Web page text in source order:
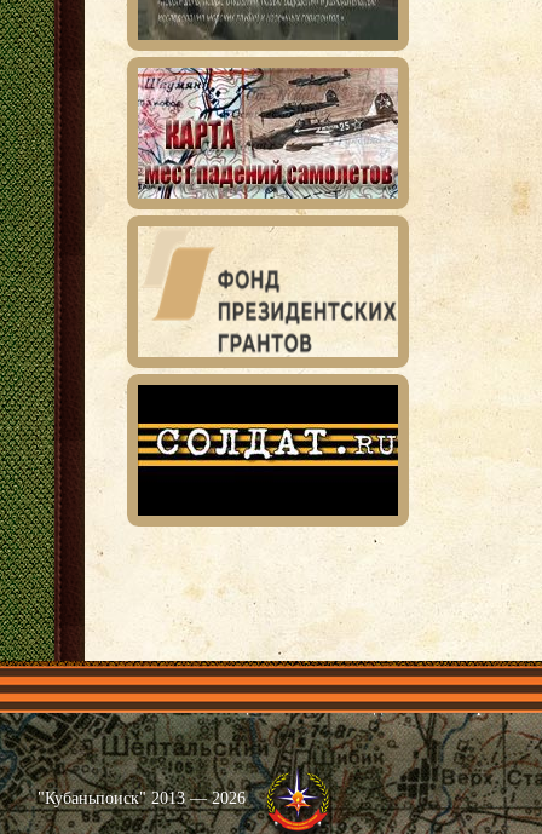
Главная Имена Общественные объединения Проекты
"Кубаньпоиск" 2013 — 2026